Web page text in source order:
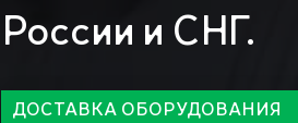
России и СНГ.
ДОСТАВКА ОБОРУДОВАНИЯ